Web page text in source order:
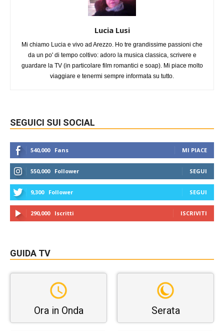
Lucia Lusi
Mi chiamo Lucia e vivo ad Arezzo. Ho tre grandissime passioni che
da un po' di tempo coltivo: adoro la musica classica, scrivere e
guardare la TV (in particolare film romantici e soap). Mi piace molto
viaggiare e tenermi sempre informata su tutto.
SEGUICI SUI SOCIAL
540,000 Fans MI PIACE
550,000 Follower SEGUI
9,300 Follower SEGUI
290,000 Iscritti ISCRIVITI
GUIDA TV
Ora in Onda Serata